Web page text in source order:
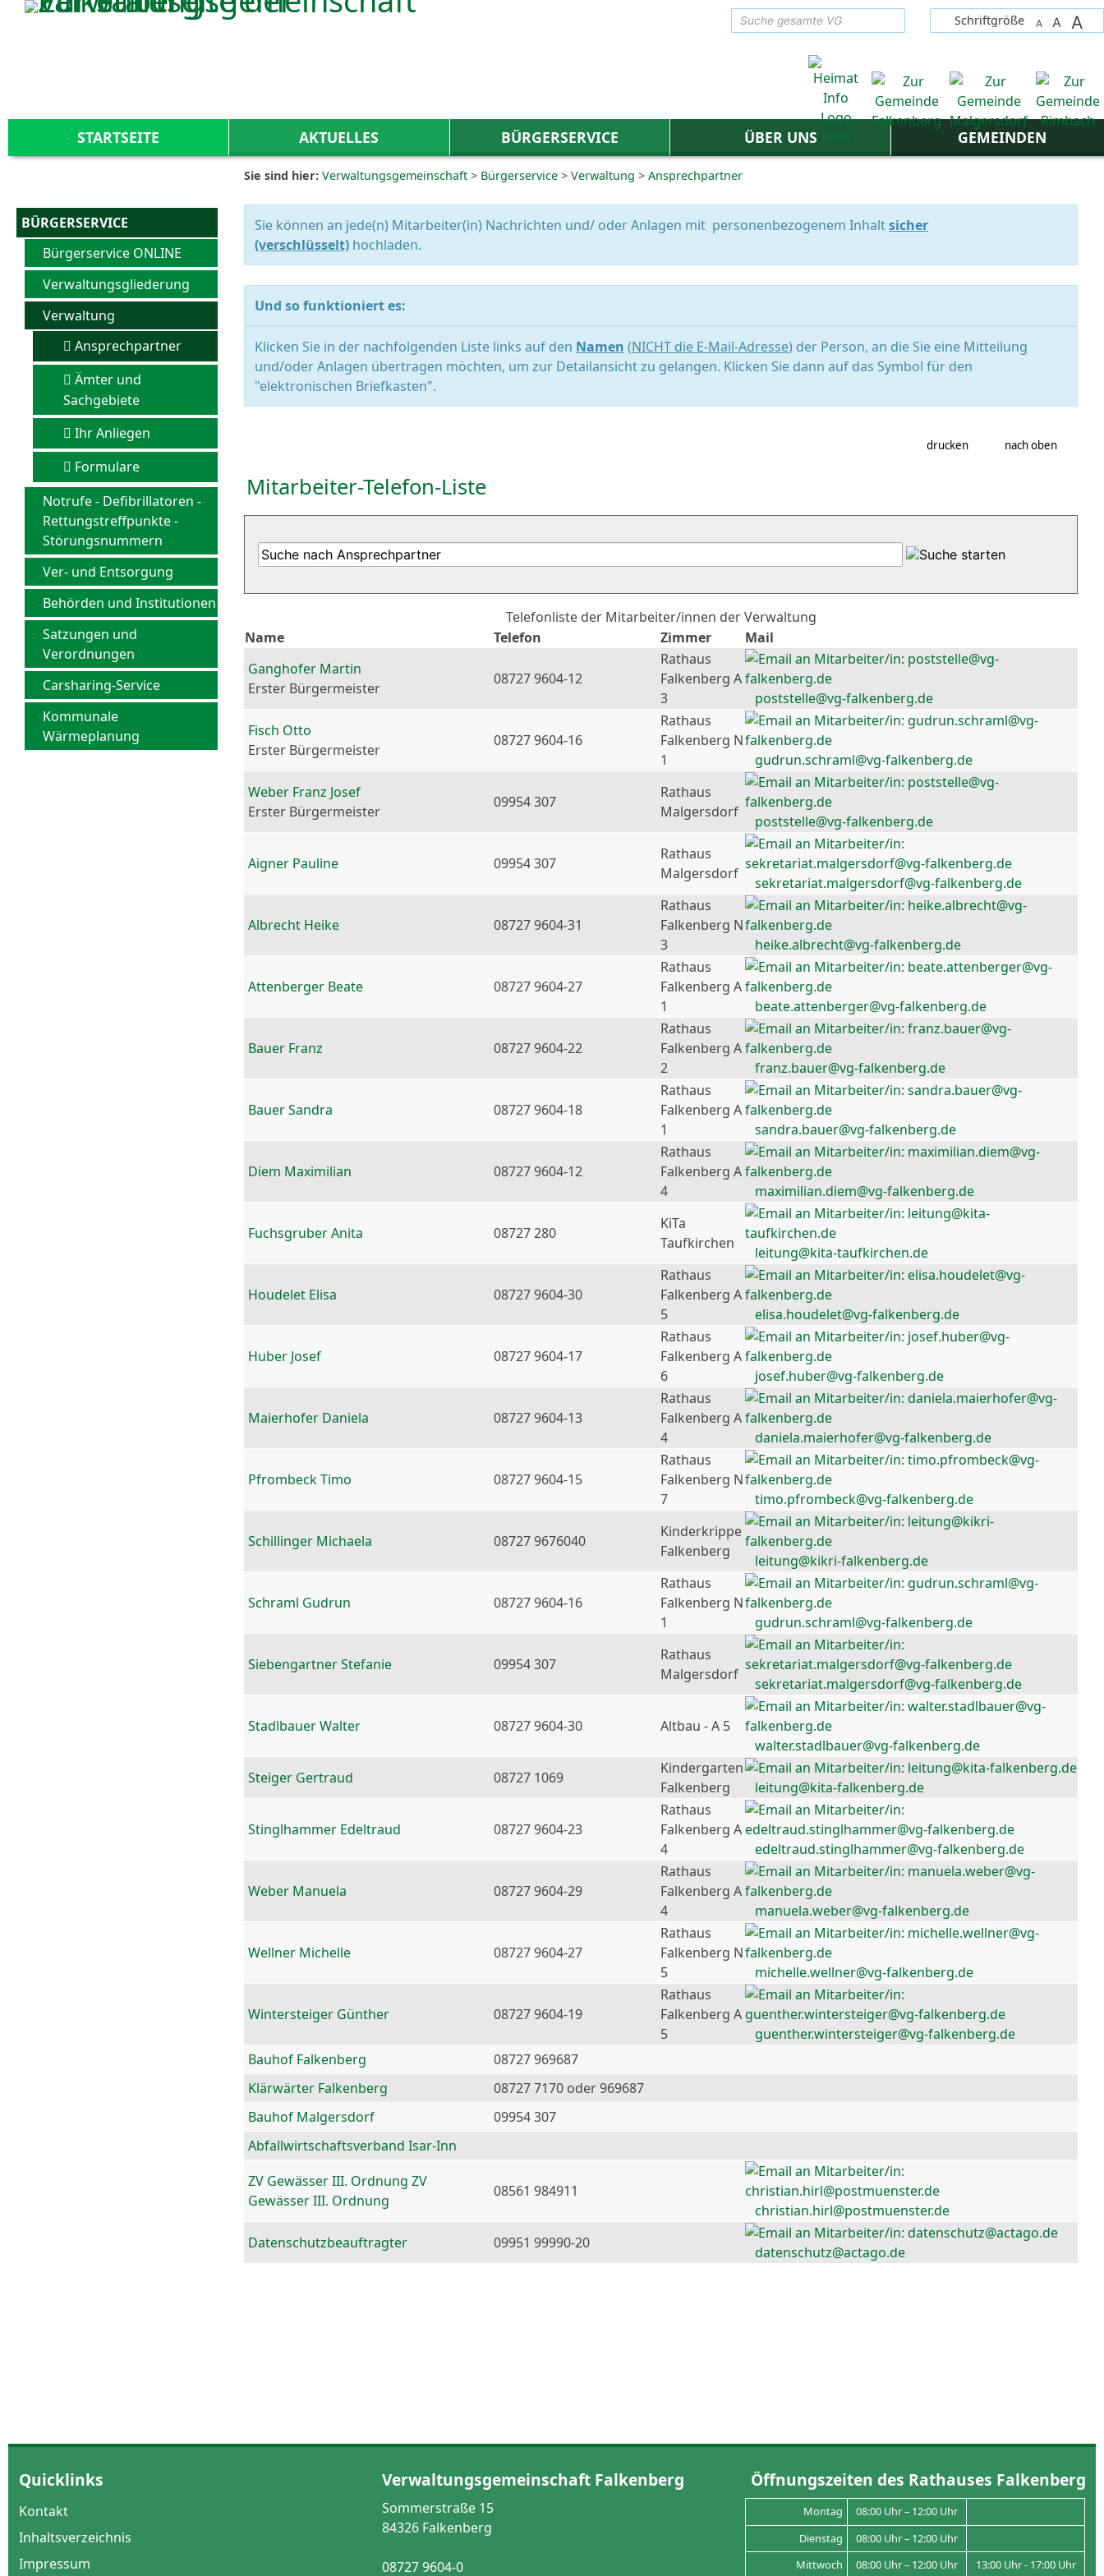
Zum Inhalt,zur Navigationoderzur Startseitespringen.
Schriftgröße A A A
STARTSEITE AKTUELLES BÜRGERSERVICE ÜBER UNS GEMEINDEN
BÜRGERSERVICE
Bürgerservice ONLINE
Verwaltungsgliederung
Verwaltung
Ansprechpartner
Ämter und
Sachgebiete
Ihr Anliegen
Formulare
Notrufe - Defibrillatoren -
Rettungstreffpunkte -
Störungsnummern
Ver- und Entsorgung
Behörden und Institutionen
Satzungen und
Verordnungen
Carsharing-Service
Kommunale
Wärmeplanung
Sie sind hier: Verwaltungsgemeinschaft > Bürgerservice > Verwaltung > Ansprechpartner
Sie können an jede(n) Mitarbeiter(in) Nachrichten und/ oder Anlagen mit personenbezogenem Inhaltsicher
(verschlüsselt) hochladen.
Und so funktioniert es:
Klicken Sie in der nachfolgenden Liste links auf den Namen (NICHT die E-Mail-Adresse) der Person, an die Sie eine Mitteilung
und/oder Anlagen übertragen möchten, um zur Detailansicht zu gelangen. Klicken Sie dann auf das Symbol für den
"elektronischen Briefkasten".
drucken nach oben
Mitarbeiter-Telefon-Liste
Telefonliste der Mitarbeiter/innen der Verwaltung
Name
Telefon Zimmer
Mail
Ganghofer Martin
Erster Bürgermeister
08727 9604-12
Rathaus
Falkenberg A
3
poststelle@vg-falkenberg.de
Fisch Otto
Erster Bürgermeister
08727 9604-16
Rathaus
Falkenberg N
1
gudrun.schraml@vg-falkenberg.de
Weber Franz Josef
Erster Bürgermeister
09954 307
Rathaus
Malgersdorf
poststelle@vg-falkenberg.de
Aigner Pauline 09954 307
Rathaus
Malgersdorf
sekretariat.malgersdorf@vg-falkenberg.de
Albrecht Heike 08727 9604-31
Rathaus
Falkenberg N
3
heike.albrecht@vg-falkenberg.de
Attenberger Beate 08727 9604-27
Rathaus
Falkenberg A
1
beate.attenberger@vg-falkenberg.de
Bauer Franz 08727 9604-22
Rathaus
Falkenberg A
2
franz.bauer@vg-falkenberg.de
Bauer Sandra 08727 9604-18
Rathaus
Falkenberg A
1
sandra.bauer@vg-falkenberg.de
Diem Maximilian 08727 9604-12
Rathaus
Falkenberg A
4
maximilian.diem@vg-falkenberg.de
Fuchsgruber Anita 08727 280
KiTa
Taufkirchen
leitung@kita-taufkirchen.de
Houdelet Elisa 08727 9604-30
Rathaus
Falkenberg A
5
elisa.houdelet@vg-falkenberg.de
Huber Josef 08727 9604-17
Rathaus
Falkenberg A
6
josef.huber@vg-falkenberg.de
Maierhofer Daniela 08727 9604-13
Rathaus
Falkenberg A
4
daniela.maierhofer@vg-falkenberg.de
Pfrombeck Timo 08727 9604-15
Rathaus
Falkenberg N
7
timo.pfrombeck@vg-falkenberg.de
Schillinger Michaela 08727 9676040
Kinderkrippe
Falkenberg
leitung@kikri-falkenberg.de
Schraml Gudrun 08727 9604-16
Rathaus
Falkenberg N
1
gudrun.schraml@vg-falkenberg.de
Siebengartner Stefanie 09954 307
Rathaus
Malgersdorf
sekretariat.malgersdorf@vg-falkenberg.de
Stadlbauer Walter 08727 9604-30
Altbau - A 5
walter.stadlbauer@vg-falkenberg.de
Steiger Gertraud
08727 1069
Kindergarten
Falkenberg
leitung@kita-falkenberg.de
Stinglhammer Edeltraud 08727 9604-23
Rathaus
Falkenberg A
4
edeltraud.stinglhammer@vg-falkenberg.de
Weber Manuela 08727 9604-29
Rathaus
Falkenberg A
4
manuela.weber@vg-falkenberg.de
Wellner Michelle 08727 9604-27
Rathaus
Falkenberg N
5
michelle.wellner@vg-falkenberg.de
Wintersteiger Günther 08727 9604-19
Rathaus
Falkenberg A
5
guenther.wintersteiger@vg-falkenberg.de
Bauhof Falkenberg
08727 969687
Klärwärter Falkenberg
08727 7170 oder 969687
Bauhof Malgersdorf
09954 307
Abfallwirtschaftsverband Isar-Inn
ZV Gewässer III. Ordnung ZV
Gewässer III. Ordnung
08561 984911
christian.hirl@postmuenster.de
Datenschutzbeauftragter
09951 99990-20
datenschutz@actago.de
Quicklinks
Kontakt
Inhaltsverzeichnis
Impressum
Verwaltungsgemeinschaft Falkenberg
Sommerstraße 15
84326 Falkenberg
08727 9604-0
Öffnungszeiten des Rathauses Falkenberg
Montag
08:00 Uhr – 12:00 Uhr
Dienstag
08:00 Uhr – 12:00 Uhr
Mittwoch
08:00 Uhr – 12:00 Uhr 13:00 Uhr - 17:00 Uhr